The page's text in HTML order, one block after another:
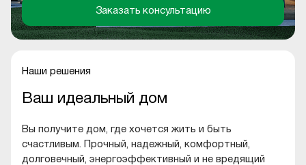
Заказать консультацию
Наши решения
Ваш идеальный дом
Вы получите дом, где хочется жить и быть
счастливым. Прочный, надежный, комфортный,
долговечный, энергоэффективный и не вредящий